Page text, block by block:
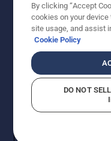
© Husqvarna AB
Prețurile
recomandate
Husqvarna își
By clicking “Accept
cookies on your
site usage, and assist
Cookie Policy
DO NOT